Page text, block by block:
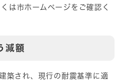
は市ホームページをご確認く
減額
され、現行の耐震基準に適